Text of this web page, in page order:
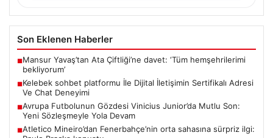
Son Eklenen Haberler
■Mansur Yavaş’tan Ata Çiftliği’ne davet: ‘Tüm hemşehrilerimi
bekliyorum’
■Kelebek sohbet platformu İle Dijital İletişimin Sertifikalı Adresi
Ve Chat Deneyimi
■Avrupa Futbolunun Gözdesi Vinicius Junior’da Mutlu Son:
Yeni Sözleşmeyle Yola Devam
■Atletico Mineiro’dan Fenerbahçe’nin orta sahasına sürpriz ilgi: